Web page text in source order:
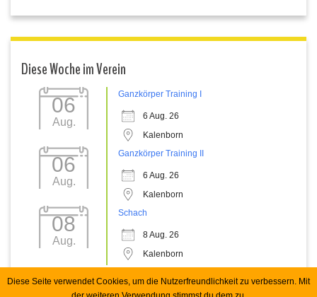
Diese Woche im Verein
06
Aug.
Ganzkörper Training I
6 Aug. 26
Kalenborn
06
Aug.
Ganzkörper Training II
6 Aug. 26
Kalenborn
08
Aug.
Schach
8 Aug. 26
Kalenborn
Diese Seite verwendet Cookies, um die Nutzerfreundlichkeit zu verbessern. Mit